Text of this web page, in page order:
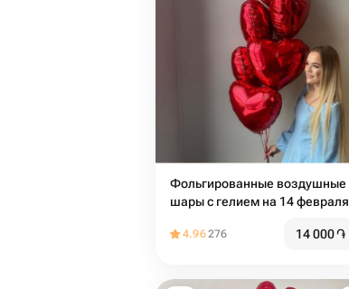
Фольгированные воздушные
шары с гелием на 14 февраля
4.96276 14 000֏